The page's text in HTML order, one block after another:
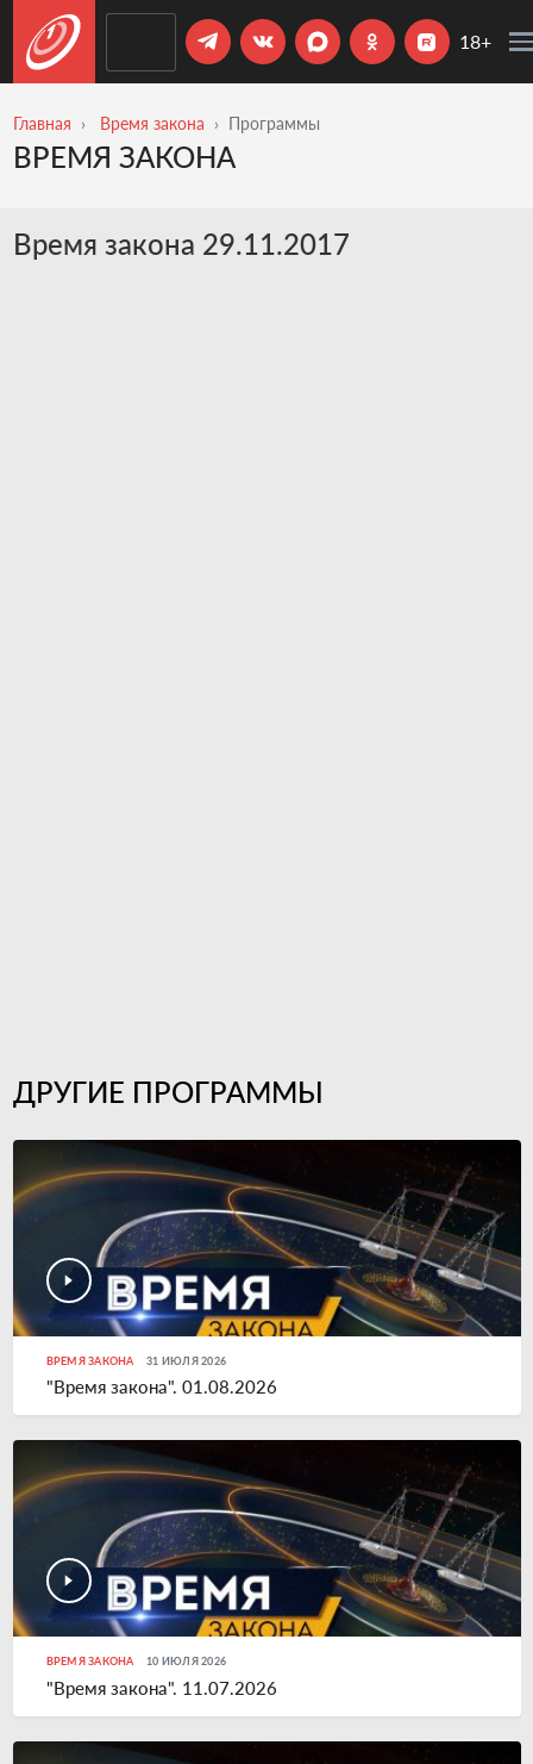
18+
Главная Время закона Программы
ВРЕМЯ ЗАКОНА
Время закона 29.11.2017
ДРУГИЕ ПРОГРАММЫ
ВРЕМЯ ЗАКОНА 31 ИЮЛЯ 2026
"Время закона". 01.08.2026
ВРЕМЯ ЗАКОНА 10 ИЮЛЯ 2026
"Время закона". 11.07.2026